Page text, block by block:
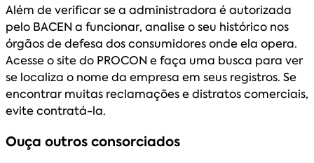
Além de verificar se a administradora é autorizada
pelo BACEN a funcionar, analise o seu histórico nos
órgãos de defesa dos consumidores onde ela opera.
Acesse o site do PROCON e faça uma busca para ver
se localiza o nome da empresa em seus registros. Se
encontrar muitas reclamações e distratos comerciais,
evite contratá-la.
Ouça outros consorciados